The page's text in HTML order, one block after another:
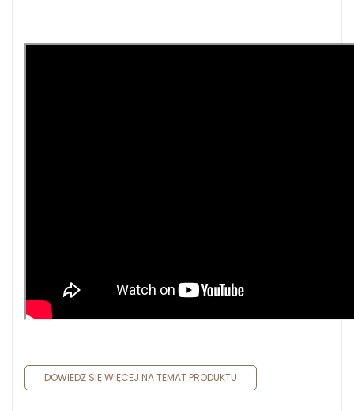
DOWIEDZ SIĘ WIĘCEJ NA TEMAT PRODUKTU